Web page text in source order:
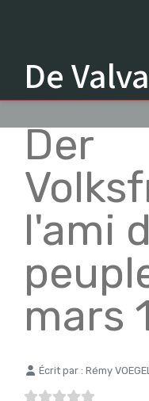
De
Der
l'ami
mars
Détails
Écrit par : Rémy VOEGEL